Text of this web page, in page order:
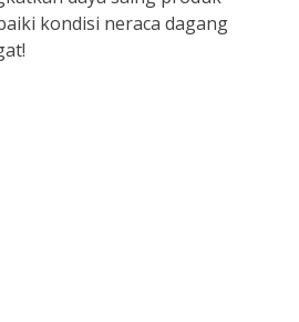
kondisi neraca dagang